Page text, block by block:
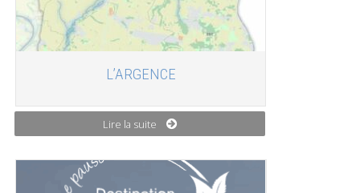
L’ARGENCE
Lire la suite